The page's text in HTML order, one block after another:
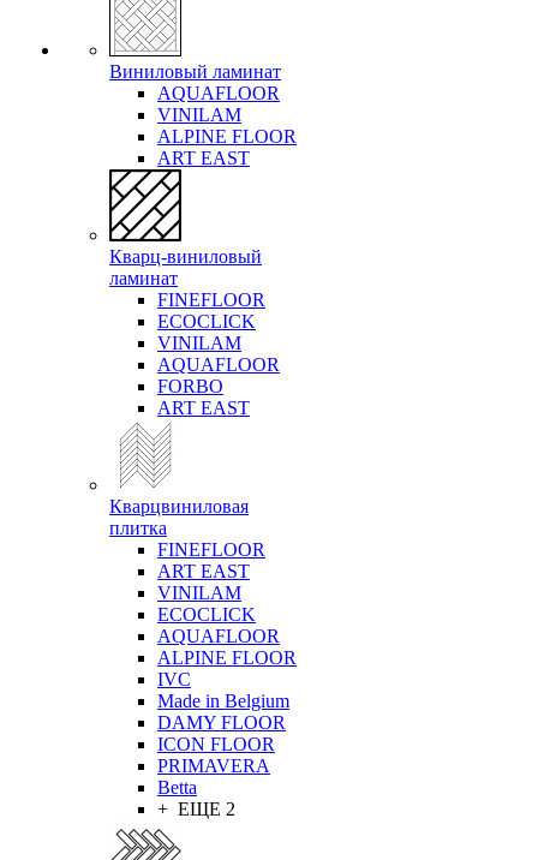
Виниловый ламинат
AQUAFLOOR
VINILAM
ALPINE FLOOR
ART EAST
Кварц-виниловый
ламинат
FINEFLOOR
ECOCLICK
VINILAM
AQUAFLOOR
FORBO
ART EAST
Кварцвиниловая
плитка
FINEFLOOR
ART EAST
VINILAM
ECOCLICK
AQUAFLOOR
ALPINE FLOOR
IVC
Made in Belgium
DAMY FLOOR
ICON FLOOR
PRIMAVERA
Betta
+ ЕЩЕ 2